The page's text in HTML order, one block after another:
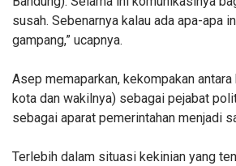
susah. Sebenarnya kalau ada apa-apa
gampang,” ucapnya.
Asep memaparkan, kekompakan
kota dan wakilnya) sebagai pejabat
sebagai aparat pemerintahan menjadi
Terlebih dalam situasi kekinian yang